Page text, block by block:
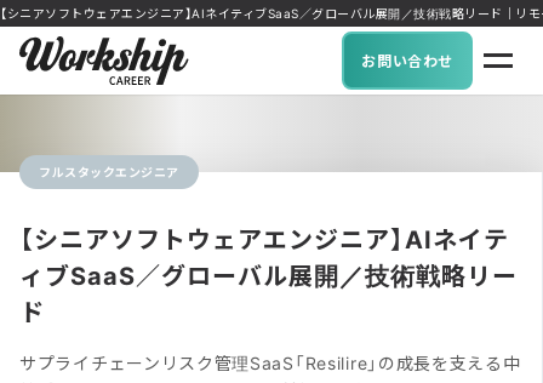
【シニアソフトウェアエンジニア】AIネイティブSaaS／グローバル展開／技術戦略リード｜リ
お問い合わせ
フルスタックエンジニア
【シニアソフトウェアエンジニア】AIネイテ
ィブSaaS／グローバル展開／技術戦略リー
ド
サプライチェーンリスク管理SaaS「Resilire」の成長を支える中